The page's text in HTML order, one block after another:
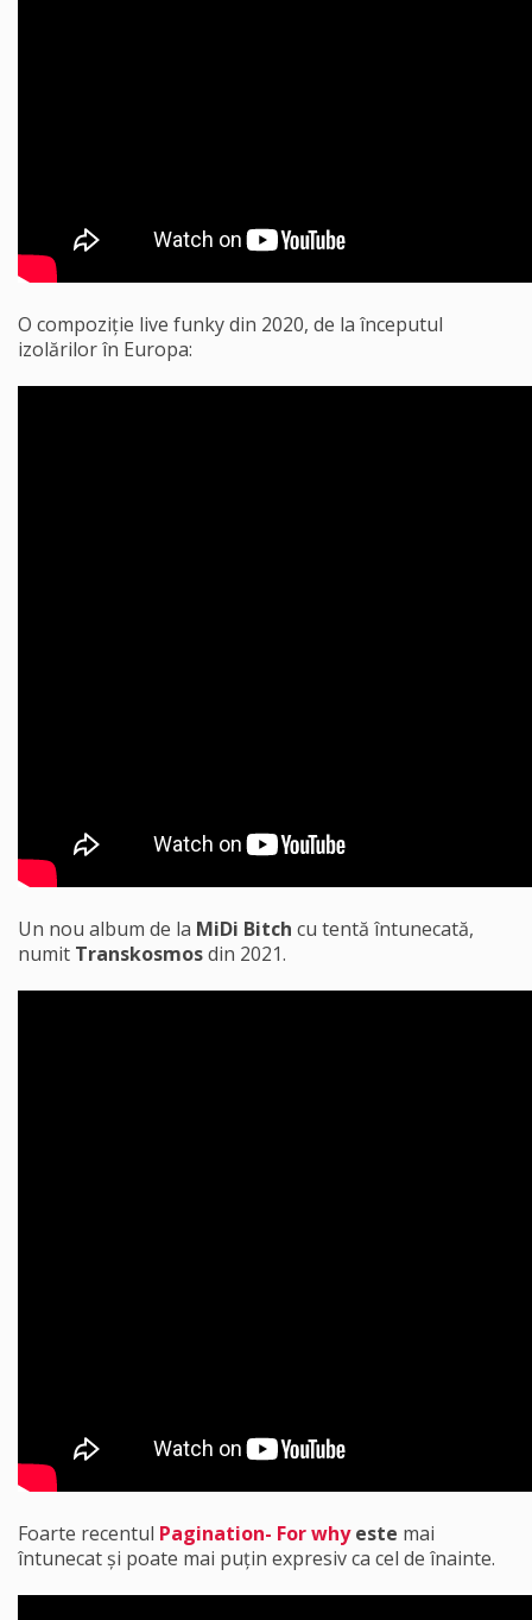
O compoziție live funky din 2020, de la începutul
izolărilor în Europa:
Un nou album de la MiDi Bitch cu tentă întunecată,
numit Transkosmosdin 2021.
Foarte recentul Pagination- For whyeste mai
întunecat și poate mai puțin expresiv ca cel de înainte.